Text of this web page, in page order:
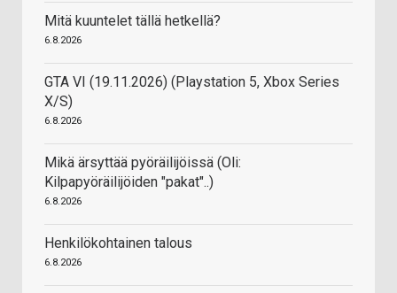
Mitä kuuntelet tällä hetkellä?
6.8.2026
GTA VI (19.11.2026) (Playstation 5, Xbox Series
X/S)
6.8.2026
Mikä ärsyttää pyöräilijöissä (Oli:
Kilpapyöräilijöiden "pakat"..)
6.8.2026
Henkilökohtainen talous
6.8.2026